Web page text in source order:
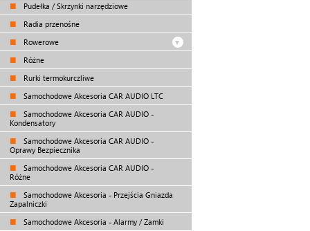
Pudełka / Skrzynki narzędziowe
Radia przenośne
Rowerowe
Różne
Rurki termokurczliwe
Samochodowe Akcesoria CAR AUDIO LTC
Samochodowe Akcesoria CAR AUDIO -
Kondensatory
Samochodowe Akcesoria CAR AUDIO -
Oprawy Bezpiecznika
Samochodowe Akcesoria CAR AUDIO -
Różne
Samochodowe Akcesoria - Przejścia Gniazda
Zapalniczki
Samochodowe Akcesoria - Alarmy / Zamki